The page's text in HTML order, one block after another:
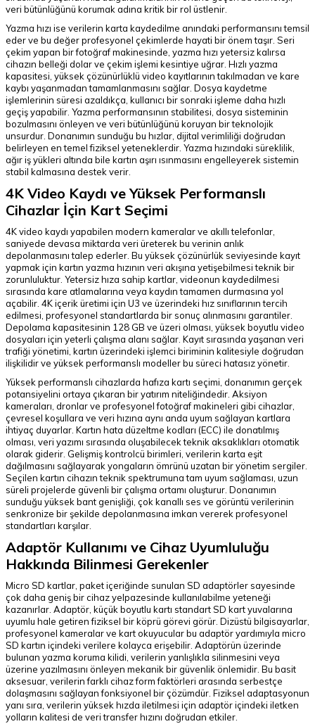
veri bütünlüğünü korumak adına kritik bir rol üstlenir.
Yazma hızı ise verilerin karta kaydedilme anındaki performansını temsil
eder ve bu değer profesyonel çekimlerde hayati bir önem taşır. Seri
çekim yapan bir fotoğraf makinesinde, yazma hızı yetersiz kalırsa
cihazın belleği dolar ve çekim işlemi kesintiye uğrar. Hızlı yazma
kapasitesi, yüksek çözünürlüklü video kayıtlarının takılmadan ve kare
kaybı yaşanmadan tamamlanmasını sağlar. Dosya kaydetme
işlemlerinin süresi azaldıkça, kullanıcı bir sonraki işleme daha hızlı
geçiş yapabilir. Yazma performansının stabilitesi, dosya sisteminin
bozulmasını önleyen ve veri bütünlüğünü koruyan bir teknolojik
unsurdur. Donanımın sunduğu bu hızlar, dijital verimliliği doğrudan
belirleyen en temel fiziksel yeteneklerdir. Yazma hızındaki süreklilik,
ağır iş yükleri altında bile kartın aşırı ısınmasını engelleyerek sistemin
stabil kalmasına destek verir.
4K Video Kaydı ve Yüksek Performanslı
Cihazlar İçin Kart Seçimi
4K video kaydı yapabilen modern kameralar ve akıllı telefonlar,
saniyede devasa miktarda veri üreterek bu verinin anlık
depolanmasını talep ederler. Bu yüksek çözünürlük seviyesinde kayıt
yapmak için kartın yazma hızının veri akışına yetişebilmesi teknik bir
zorunluluktur. Yetersiz hıza sahip kartlar, videonun kaydedilmesi
sırasında kare atlamalarına veya kaydın tamamen durmasına yol
açabilir. 4K içerik üretimi için U3 ve üzerindeki hız sınıflarının tercih
edilmesi, profesyonel standartlarda bir sonuç alınmasını garantiler.
Depolama kapasitesinin 128 GB ve üzeri olması, yüksek boyutlu video
dosyaları için yeterli çalışma alanı sağlar. Kayıt sırasında yaşanan veri
trafiği yönetimi, kartın üzerindeki işlemci biriminin kalitesiyle doğrudan
ilişkilidir ve yüksek performanslı modeller bu süreci hatasız yönetir.
Yüksek performanslı cihazlarda hafıza kartı seçimi, donanımın gerçek
potansiyelini ortaya çıkaran bir yatırım niteliğindedir. Aksiyon
kameraları, dronlar ve profesyonel fotoğraf makineleri gibi cihazlar,
çevresel koşullara ve veri hızına aynı anda uyum sağlayan kartlara
ihtiyaç duyarlar. Kartın hata düzeltme kodları (ECC) ile donatılmış
olması, veri yazımı sırasında oluşabilecek teknik aksaklıkları otomatik
olarak giderir. Gelişmiş kontrolcü birimleri, verilerin karta eşit
dağılmasını sağlayarak yongaların ömrünü uzatan bir yönetim sergiler.
Seçilen kartın cihazın teknik spektrumuna tam uyum sağlaması, uzun
süreli projelerde güvenli bir çalışma ortamı oluşturur. Donanımın
sunduğu yüksek bant genişliği, çok kanallı ses ve görüntü verilerinin
senkronize bir şekilde depolanmasına imkan vererek profesyonel
standartları karşılar.
Adaptör Kullanımı ve Cihaz Uyumluluğu
Hakkında Bilinmesi Gerekenler
Micro SD kartlar, paket içeriğinde sunulan SD adaptörler sayesinde
çok daha geniş bir cihaz yelpazesinde kullanılabilme yeteneği
kazanırlar. Adaptör, küçük boyutlu kartı standart SD kart yuvalarına
uyumlu hale getiren fiziksel bir köprü görevi görür. Dizüstü bilgisayarlar,
profesyonel kameralar ve kart okuyucular bu adaptör yardımıyla micro
SD kartın içindeki verilere kolayca erişebilir. Adaptörün üzerinde
bulunan yazma koruma kilidi, verilerin yanlışlıkla silinmesini veya
üzerine yazılmasını önleyen mekanik bir güvenlik önlemidir. Bu basit
aksesuar, verilerin farklı cihaz form faktörleri arasında serbestçe
dolaşmasını sağlayan fonksiyonel bir çözümdür. Fiziksel adaptasyonun
yanı sıra, verilerin yüksek hızda iletilmesi için adaptör içindeki iletken
yolların kalitesi de veri transfer hızını doğrudan etkiler.